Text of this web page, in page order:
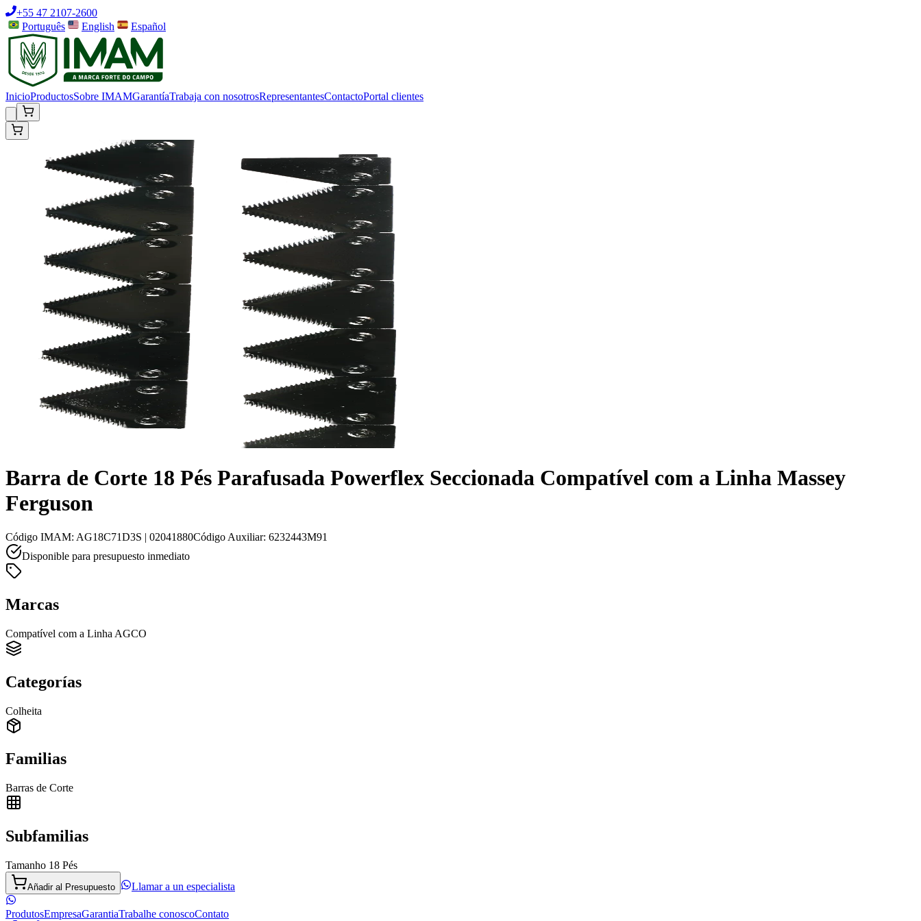
+55 47 2107-2600
Português
English Español
InicioProductosSobre IMAMGarantíaTrabaja con nosotrosRepresentantesContactoPortal clientes
Barra de Corte 18 Pés Parafusada Powerflex Seccionada Compatível com a Linha Massey
Ferguson
Código IMAM: AG18C71D3S | 02041880Código Auxiliar: 6232443M91
Disponible para presupuesto inmediato
Marcas
Compatível com a Linha AGCO
Categorías
Colheita
Familias
Barras de Corte
Subfamilias
Tamanho 18 Pés
Añadir al Presupuesto Llamar a un especialista
ProdutosEmpresaGarantiaTrabalhe conoscoContato